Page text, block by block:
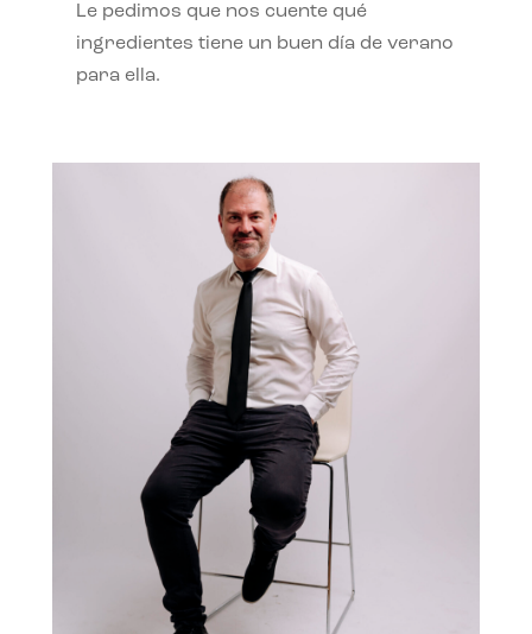
Le pedimos que nos cuente qué
ingredientes tiene un buen día de verano
para ella.